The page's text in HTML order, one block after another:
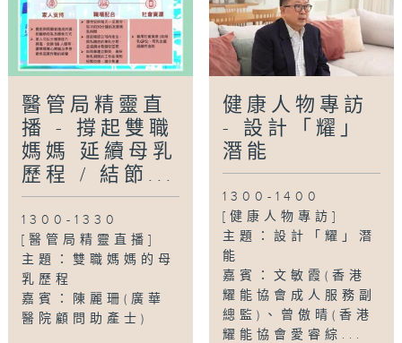
醫管局精靈直
播 - 撐起雙職
媽媽 延續母乳
歷程 / 結節...
1300-1330
[醫管局精靈直播]
主題：雙職媽媽的母
乳歷程
嘉賓：陳麗珊(廣華
醫院顧問助產士)
健康人物專訪
- 設計「耀」
潛能
1300-1400
[健康人物專訪]
主題：設計「耀」潛
能
嘉賓：文敏霞(香港
耀能協會成人服務副
總監)、曾傲晴(香港
耀能協會愛睿綜...